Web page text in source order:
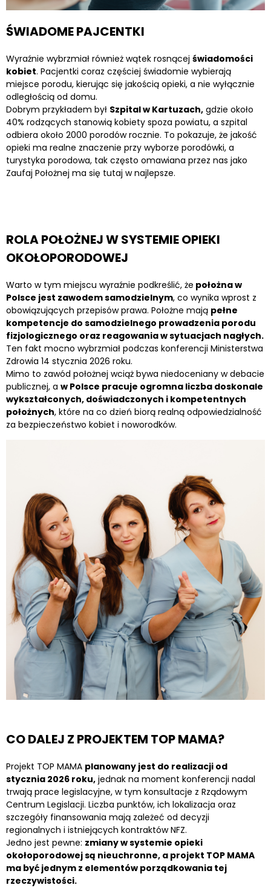
ŚWIADOME PAJCENTKI
Wyraźnie wybrzmiał również wątek rosnącej świadomości
kobiet. Pacjentki coraz częściej świadomie wybierają
miejsce porodu, kierując się jakością opieki, a nie wyłącznie
odległością od domu.
Dobrym przykładem był Szpital w Kartuzach, gdzie około
40% rodzących stanowią kobiety spoza powiatu, a szpital
odbiera około 2000 porodów rocznie. To pokazuje, że jakość
opieki ma realne znaczenie przy wyborze porodówki, a
turystyka porodowa, tak często omawiana przez nas jako
Zaufaj Położnej ma się tutaj w najlepsze.
ROLA POŁOŻNEJ W SYSTEMIE OPIEKI
OKOŁOPORODOWEJ
Warto w tym miejscu wyraźnie podkreślić, że położna w
Polsce jest zawodem samodzielnym, co wynika wprost z
obowiązujących przepisów prawa. Położne mają pełne
kompetencje do samodzielnego prowadzenia porodu
fizjologicznego oraz reagowania w sytuacjach nagłych.
Ten fakt mocno wybrzmiał podczas konferencji Ministerstwa
Zdrowia 14 stycznia 2026 roku.
Mimo to zawód położnej wciąż bywa niedoceniany w debacie
publicznej, a w Polsce pracuje ogromna liczba doskonale
wykształconych, doświadczonych i kompetentnych
położnych, które na co dzień biorą realną odpowiedzialność
za bezpieczeństwo kobiet i noworodków.
CO DALEJ Z PROJEKTEM TOP MAMA?
Projekt TOP MAMA planowany jest do realizacji od
stycznia 2026 roku, jednak na moment konferencji nadal
trwają prace legislacyjne, w tym konsultacje z Rządowym
Centrum Legislacji. Liczba punktów, ich lokalizacja oraz
szczegóły finansowania mają zależeć od decyzji
regionalnych i istniejących kontraktów NFZ.
Jedno jest pewne: zmiany w systemie opieki
okołoporodowej są nieuchronne, a projekt TOP MAMA
ma być jednym z elementów porządkowania tej
rzeczywistości.